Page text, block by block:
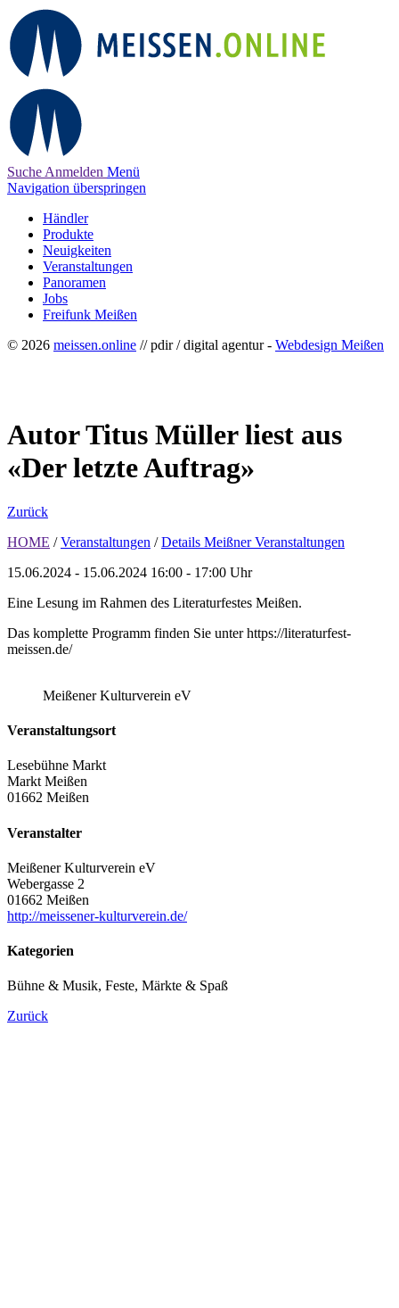
Suche Anmelden Menü
Navigation überspringen
Händler
Produkte
Neuigkeiten
Veranstaltungen
Panoramen
Jobs
Freifunk Meißen
© 2026 meissen.online // pdir / digital agentur - Webdesign Meißen
Autor Titus Müller liest aus
«Der letzte Auftrag»
Zurück
HOME / Veranstaltungen / Details Meißner Veranstaltungen
15.06.2024 - 15.06.2024 16:00 - 17:00 Uhr
Eine Lesung im Rahmen des Literaturfestes Meißen.
Das komplette Programm finden Sie unter https://literaturfest-
meissen.de/
Meißener Kulturverein eV
Veranstaltungsort
Lesebühne Markt
Markt Meißen
01662 Meißen
Veranstalter
Meißener Kulturverein eV
Webergasse 2
01662 Meißen
http://meissener-kulturverein.de/
Kategorien
Bühne & Musik, Feste, Märkte & Spaß
Zurück